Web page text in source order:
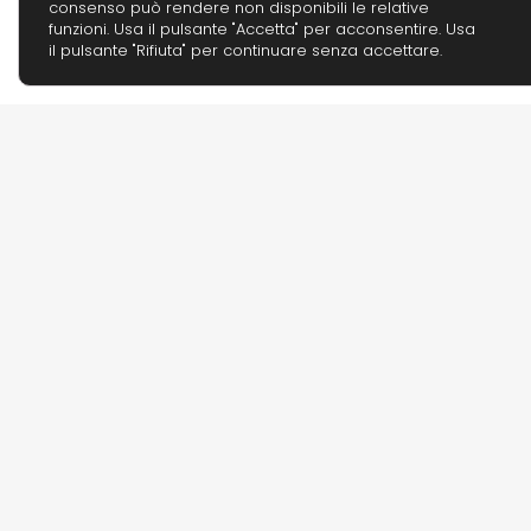
consenso può rendere non disponibili le relative
funzioni. Usa il pulsante "Accetta" per acconsentire. Usa
il pulsante "Rifiuta" per continuare senza accettare.